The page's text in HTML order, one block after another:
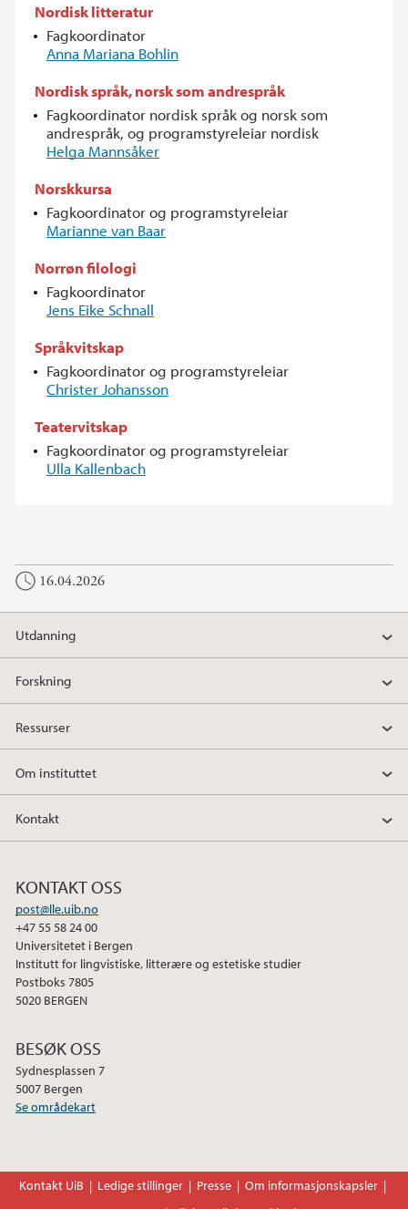
Nordisk litteratur
Fagkoordinator
Anna Mariana Bohlin
Nordisk språk, norsk som andrespråk
Fagkoordinator nordisk språk og norsk som
andrespråk, og programstyreleiar nordisk
Helga Mannsåker
Norskkursa
Fagkoordinator og programstyreleiar
Marianne van Baar
Norrøn filologi
Fagkoordinator
Jens Eike Schnall
Språkvitskap
Fagkoordinator og programstyreleiar
Christer Johansson
Teatervitskap
Fagkoordinator og programstyreleiar
Ulla Kallenbach
16.04.2026
Utdanning
Forskning
Ressurser
Om instituttet
Kontakt
KONTAKT OSS
post@lle.uib.no
+47 55 58 24 00
Universitetet i Bergen
Institutt for lingvistiske, litterære og estetiske studier
Postboks 7805
5020 BERGEN
BESØK OSS
Sydnesplassen 7
5007 Bergen
Se områdekart
Kontakt UiB Ledige stillinger Presse
Om informasjonskapsler